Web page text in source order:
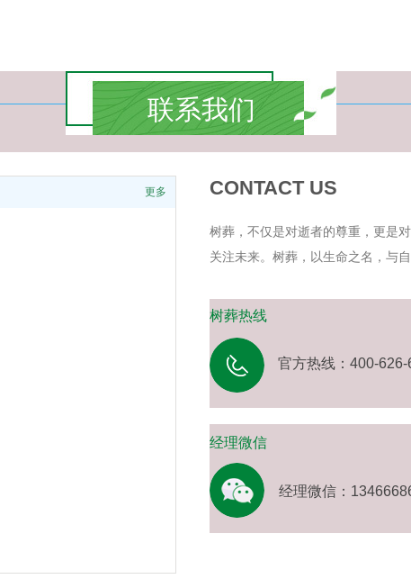
联系我们
树葬热线
官方热线：400-626-
经理微信
经理微信：
更多 CONTACT US
树葬，不仅是对逝者的尊重，更是
关注未来。树葬，以生命之名，与